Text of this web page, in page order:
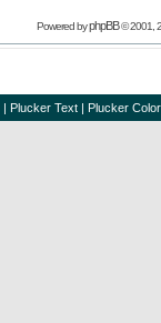
Powered byphpBB© 2001,
| Plucker Text | Plucker Color